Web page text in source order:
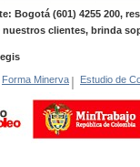
Bogotá (601) 4255 200,
clientes, brinda
Forma Minerva | Estudio de